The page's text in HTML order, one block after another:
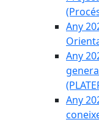
Any
Any
Any